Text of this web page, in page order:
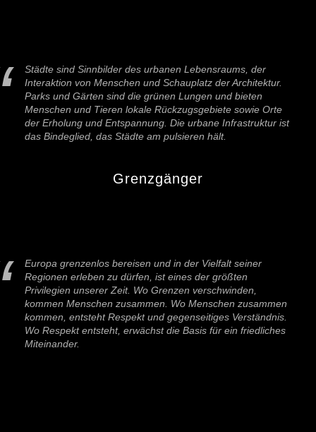
Städte sind Sinnbilder des urbanen Lebensraums, der
Interaktion von Menschen und Schauplatz der Architektur.
Parks und Gärten sind die grünen Lungen und bieten
Menschen und Tieren lokale Rückzugsgebiete sowie Orte
der Erholung und Entspannung. Die urbane Infrastruktur ist
das Bindeglied, das Städte am pulsieren hält.
Grenzgänger
Europa grenzenlos bereisen und in der Vielfalt seiner
Regionen erleben zu dürfen, ist eines der größten
Privilegien unserer Zeit. Wo Grenzen verschwinden,
kommen Menschen zusammen. Wo Menschen zusammen
kommen, entsteht Respekt und gegenseitiges Verständnis.
Wo Respekt entsteht, erwächst die Basis für ein friedliches
Miteinander.